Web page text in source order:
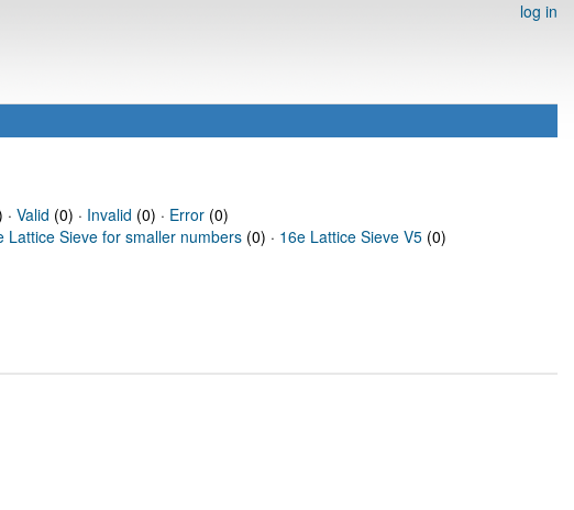
log in
Valid (0) · Invalid (0) · Error(0)
Lattice Sieve for smaller numbers (0) · 16e Lattice Sieve V5 (0)